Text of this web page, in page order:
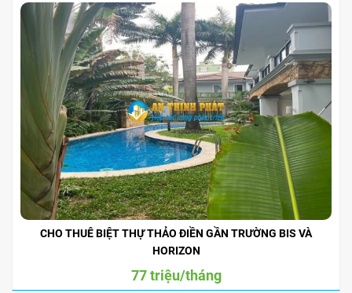
CHO THUÊ BIỆT THỰ THẢO ĐIỀN GẦN TRƯỜNG BIS VÀ
HORIZON
77 triệu/tháng